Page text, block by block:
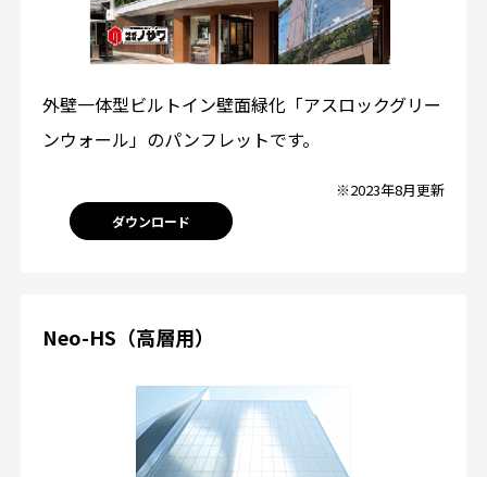
外壁一体型ビルトイン壁面緑化「アスロックグリー
ンウォール」のパンフレットです。
※2023年8月更新
ダウンロード
Neo-HS（高層用）